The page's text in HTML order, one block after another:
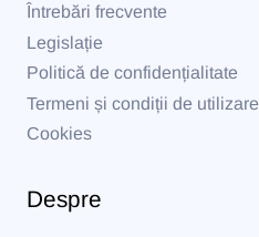
Întrebări frecvente
Legislație
Politică de confidențialitate
Termeni și condiții de utilizare
Cookies
Despre